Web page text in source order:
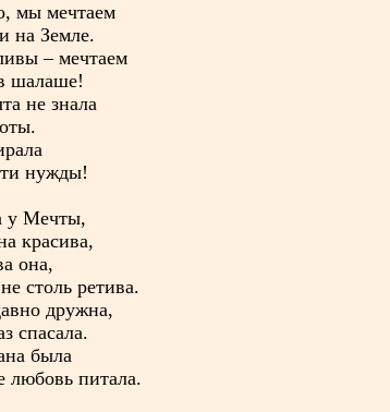
мы мечтаем
на Земле.
– мечтаем
шалаше!
не знала
нужды!
у Мечты,
красива,
она,
столь ретива.
дружна,
спасала.
была
питала.